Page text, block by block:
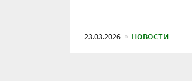
23.03.2026 НОВОСТИ